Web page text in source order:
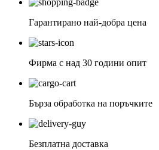
Гарантирано най-добра цена
Фирма с над 30 години опит
Бърза обработка на поръчките
Безплатна доставка